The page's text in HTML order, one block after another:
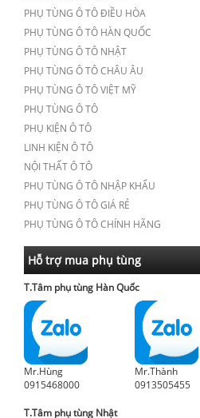
PHỤ TÙNG Ô TÔ ĐIỀU HÒA
PHỤ TÙNG Ô TÔ HÀN QUỐC
PHỤ TÙNG Ô TÔ NHẬT
PHỤ TÙNG Ô TÔ CHÂU ÂU
PHỤ TÙNG Ô TÔ VIỆT MỸ
PHỤ TÙNG Ô TÔ
PHỤ KIỆN Ô TÔ
LINH KIỆN Ô TÔ
NỘI THẤT Ô TÔ
PHỤ TÙNG Ô TÔ NHẬP KHẨU
PHỤ TÙNG Ô TÔ GIÁ RẺ
PHỤ TÙNG Ô TÔ CHÍNH HÃNG
Hỗ trợ mua phụ tùng
T.Tâm phụ tùng Hàn Quốc
Mr.Hùng
0915468000
Mr.Thành
0913505455
T.Tâm phụ tùng Nhật